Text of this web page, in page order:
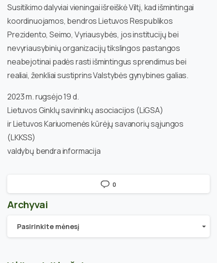
Susitikimo dalyviai vieningai išreiškė Viltį, kad išmintingai
koordinuojamos, bendros Lietuvos Respublikos
Prezidento, Seimo, Vyriausybės, jos institucijų bei
nevyriausybinių organizacijų tikslingos pastangos
neabejotinai padės rasti išmintingus sprendimus bei
realiai, ženkliai sustiprins Valstybės gynybines galias.
2023 m. rugsėjo 19 d.
Lietuvos Ginklų savininkų asociacijos (LiGSA)
ir Lietuvos Kariuomenės kūrėjų savanorių sąjungos
(LKKSS)
valdybų bendra informacija
0
Archyvai
Archyvai
Pasirinkite mėnesį